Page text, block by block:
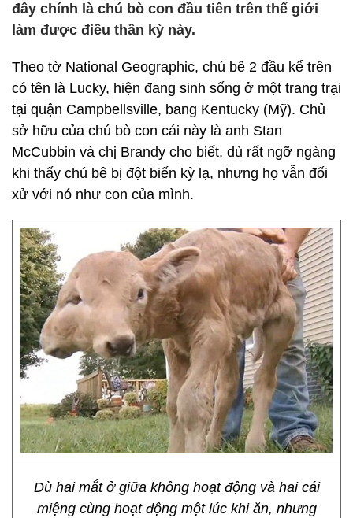
đây chính là chú bò con đầu tiên trên thế giới
làm được điều thần kỳ này.
Theo tờ National Geographic, chú bê 2 đầu kể trên
có tên là Lucky, hiện đang sinh sống ở một trang trại
tại quận Campbellsville, bang Kentucky (Mỹ). Chủ
sở hữu của chú bò con cái này là anh Stan
McCubbin và chị Brandy cho biết, dù rất ngỡ ngàng
khi thấy chú bê bị đột biến kỳ lạ, nhưng họ vẫn đối
xử với nó như con của mình.
Dù hai mắt ở giữa không hoạt động và hai cái
miệng cùng hoạt động một lúc khi ăn, nhưng